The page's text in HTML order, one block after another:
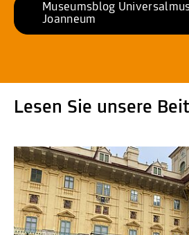
Museumsblog
Joanneum
Lesen Sie unsere